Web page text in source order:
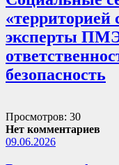
«территорией
эксперты
безопасность
Просмотров: 30
Нет комментариев
09.06.2026